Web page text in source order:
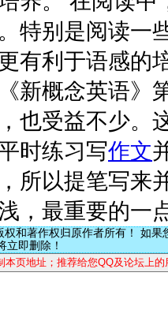
特别是阅读一
有利于语感的
新概念英语》
也受益不少。
时练习写作文
所以提笔写来
，最重要的一
和著作权归原作者所有！ 如果
立即删除！